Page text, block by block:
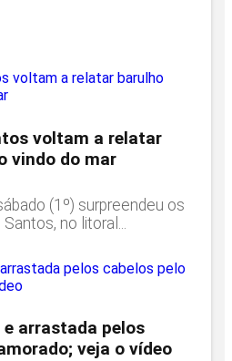
voltam a relatar
vindo do mar
(1º) surpreendeu os
no litoral...
arrastada pelos
veja o vídeo